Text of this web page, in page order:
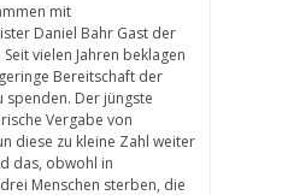
mit
Daniel Bahr Gast der
Seit vielen Jahren beklagen
Bereitschaft der
spenden. Der jüngste
Vergabe von
diese zu kleine Zahl weiter
das, obwohl in
Menschen sterben, die